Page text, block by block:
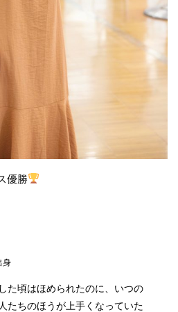
優勝
身
た頃はほめられたのに、いつの
たちのほうが上手くなっていた